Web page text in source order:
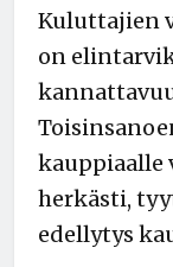
Kuluttajien
on
kauppiaalle
herkästi,
edellytys